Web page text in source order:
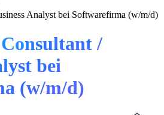
Analyst bei Softwarefirma (w/m/d)
/
bei
(w/m/d)